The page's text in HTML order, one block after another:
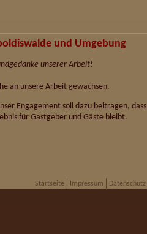
und Umgebung
unserer Arbeit!
an unsere Arbeit gewachsen.
Engagement soll dazu beitragen, dass
für Gastgeber und Gäste bleibt.
Startseite
Impressum Datenschutz